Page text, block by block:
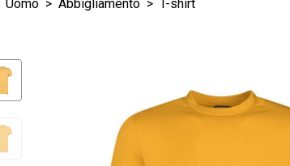
Uomo > Abbigliamento > T-shirt